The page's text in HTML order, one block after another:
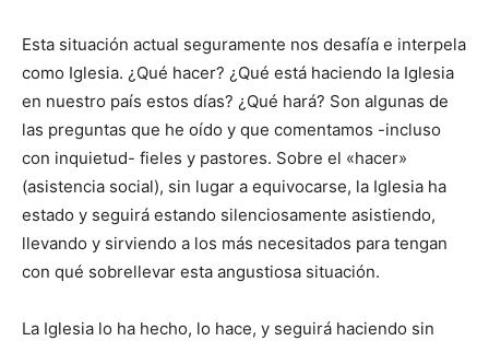
Esta situación actual se­guramente nos desafía e in­terpela
como Iglesia. ¿Qué hacer? ¿Qué está haciendo la Iglesia
en nuestro país estos días? ¿Qué hará? Son algunas de
las preguntas que he oído y que comentamos -incluso
con inquietud- fieles y pastores. Sobre el «hacer»
(asistencia social), sin lugar a equivocarse, la Iglesia ha
estado y seguirá estando silenciosamente asistiendo,
llevando y sirviendo a los más necesitados para tengan
con qué sobrellevar esta angustiosa situación.
La Iglesia lo ha hecho, lo hace, y seguirá haciendo sin